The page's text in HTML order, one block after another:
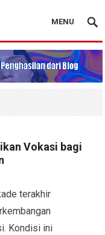
MENU
Vokasi bagi
terakhir
Kondisi ini